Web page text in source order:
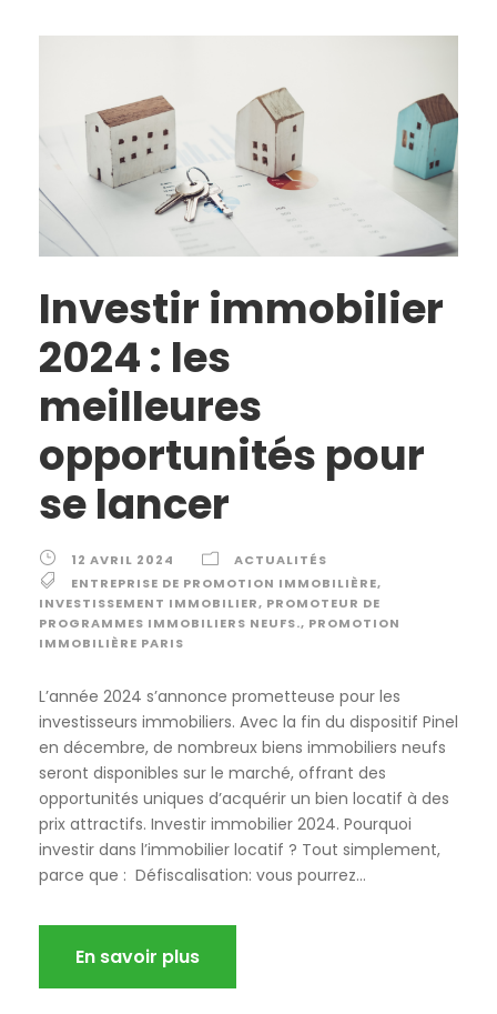
Investir immobilier
2024 : les
meilleures
opportunités pour
se lancer
12 AVRIL 2024
ACTUALITÉS
ENTREPRISE DE PROMOTION IMMOBILIÈRE,
INVESTISSEMENT IMMOBILIER, PROMOTEUR DE
PROGRAMMES IMMOBILIERS NEUFS., PROMOTION
IMMOBILIÈRE PARIS
L’année 2024 s’annonce prometteuse pour les
investisseurs immobiliers. Avec la fin du dispositif Pinel
en décembre, de nombreux biens immobiliers neufs
seront disponibles sur le marché, offrant des
opportunités uniques d’acquérir un bien locatif à des
prix attractifs. Investir immobilier 2024. Pourquoi
investir dans l’immobilier locatif ? Tout simplement,
parce que : Défiscalisation: vous pourrez...
En savoir plus